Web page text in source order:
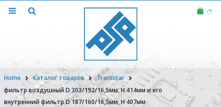
Home Каталог товаров
Transstar
фильтр воздушный D 303/192/16,5мм, H 414мм и его
внутренний фильтр D 187/160/16,5мм, H 407мм